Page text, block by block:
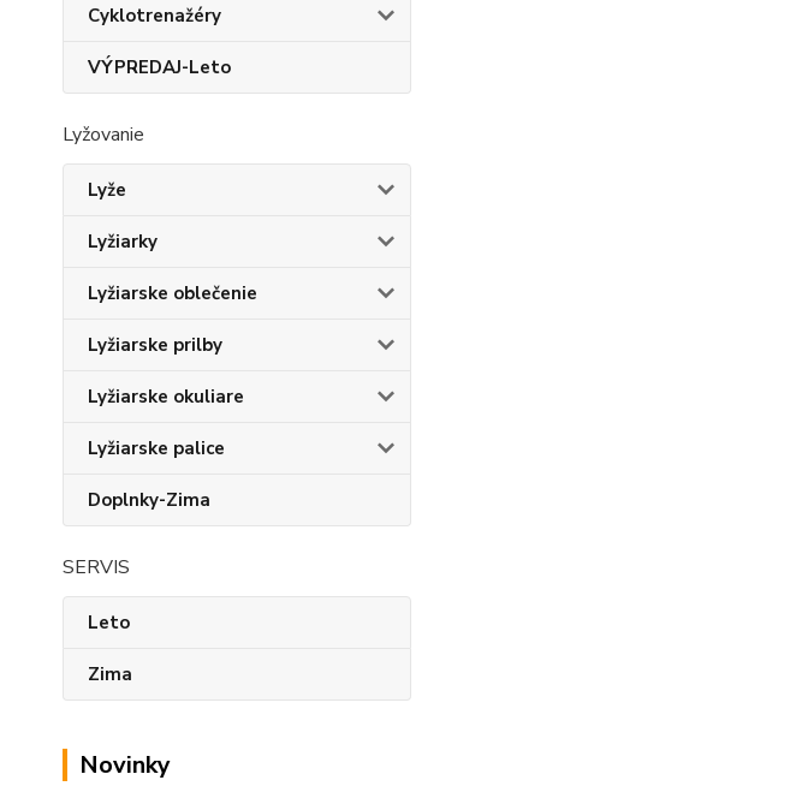
Cyklotrenažéry
VÝPREDAJ-Leto
Lyžovanie
Lyže
Lyžiarky
Lyžiarske oblečenie
Lyžiarske prilby
Lyžiarske okuliare
Lyžiarske palice
Doplnky-Zima
SERVIS
Leto
Zima
Novinky